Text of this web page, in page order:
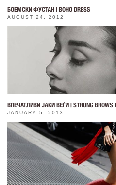
БОЕМСКИ ФУСТАН | BOHO DRESS
AUGUST 24, 2012
ВПЕЧАТЛИВИ ЈАКИ ВЕЃИ | STRONG BROWS
JANUARY 5, 2013